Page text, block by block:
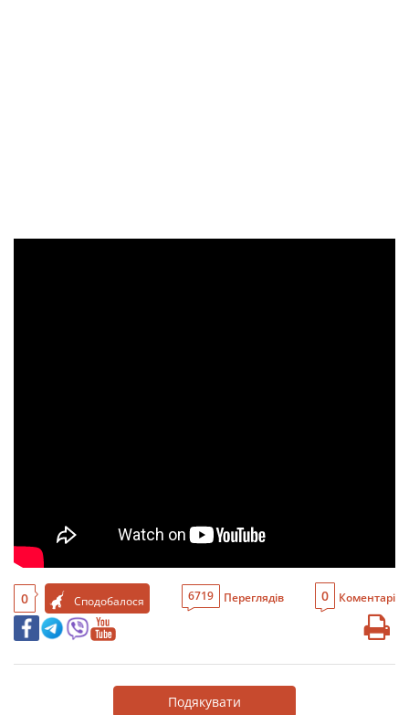
0 Сподобалося 6719 Переглядів 0 Коментарі
Подякувати